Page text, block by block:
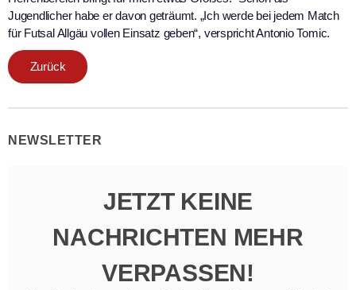
Jugendlicher habe er davon geträumt. „Ich werde bei jedem Match
für Futsal Allgäu vollen Einsatz geben“, verspricht Antonio Tomic.
Zurück
NEWSLETTER
JETZT KEINE
NACHRICHTEN MEHR
VERPASSEN!